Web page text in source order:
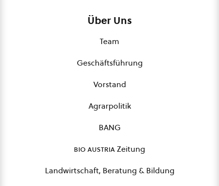
Über Uns
Team
Geschäftsführung
Vorstand
Agrarpolitik
BANG
bio austriaZeitung
Landwirtschaft, Beratung & Bildung